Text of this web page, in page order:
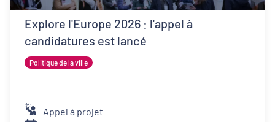
Explore l'Europe 2026 : l'appel à
candidatures est lancé
Politique de la ville
Appel à projet